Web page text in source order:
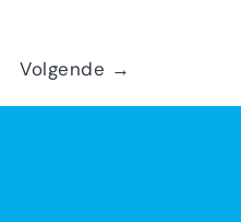
Volgende →